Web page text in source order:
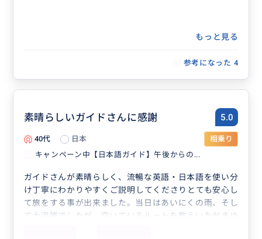
もっと見る
参考になった 4
素晴らしいガイドさんに感謝 5.0
40代 日本
相乗り
キャンペーン中【日本語ガイド】午後からの...
ガイドさんが素晴らしく、流暢な英語・日本語を使い分
け丁寧にわかりやすくご説明してくださりとても安心し
て旅をする事が出来ました。当日はあいにくの雨、そし
て大混雑でしたが、空いているルートを教えいただきゆ